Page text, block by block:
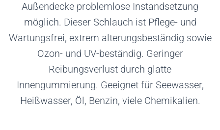
Außendecke problemlose Instandsetzung
möglich. Dieser Schlauch ist Pflege- und
Wartungsfrei, extrem alterungsbeständig sowie
Ozon- und UV-beständig. Geringer
Reibungsverlust durch glatte
Innengummierung. Geeignet für Seewasser,
Heißwasser, Öl, Benzin, viele Chemikalien.